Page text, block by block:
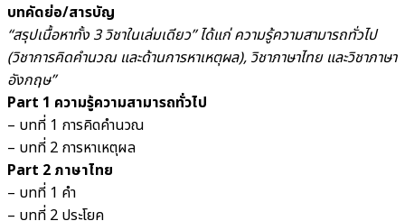
บทคัดย่อ/สารบัญ
“สรุปเนื้อหาทั้ง 3 วิชาในเล่มเดียว” ได้แก่ ความรู้ความสามารถทั่วไป
(วิชาการคิดคำนวณ และด้านการหาเหตุผล), วิชาภาษาไทย และวิชาภาษา
อังกฤษ”
Part 1 ความรู้ความสามารถทั่วไป
– บทที่ 1 การคิดคำนวณ
– บทที่ 2 การหาเหตุผล
Part 2 ภาษาไทย
– บทที่ 1 คำ
– บทที่ 2 ประโยค